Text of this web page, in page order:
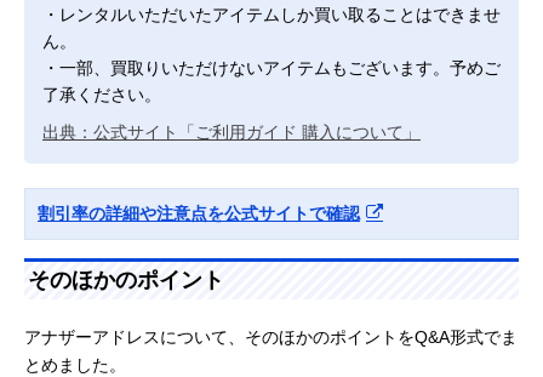
・レンタルいただいたアイテムしか買い取ることはできませ
ん。
・一部、買取りいただけないアイテムもございます。予めご
了承ください。
出典：公式サイト「ご利用ガイド 購入について」
割引率の詳細や注意点を公式サイトで確認
そのほかのポイント
アナザーアドレスについて、そのほかのポイントをQ&A形式でま
とめました。